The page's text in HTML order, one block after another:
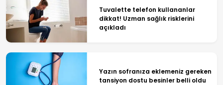
Tuvalette telefon kullananlar
dikkat! Uzman sağlık risklerini
açıkladı
Yazın sofranıza eklemeniz gereken
tansiyon dostu besinler belli oldu